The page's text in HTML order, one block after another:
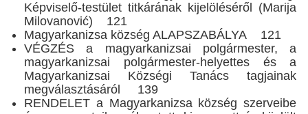
Képviselő-testület titkárának kijelöléséről (Marija
Milovanović) 121
Magyarkanizsa község ALAPSZABÁLYA 121
VÉGZÉS a magyarkanizsai polgármester, a
magyarkanizsai polgármester-helyettes és a
Magyarkanizsai Községi Tanács tagjainak
megválasztásáról 139
RENDELET a Magyarkanizsa község szerveibe